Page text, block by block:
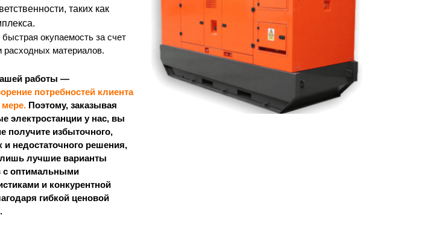
таких как
окупаемость за счет
расходных материалов.
работы —
потребностей клиента
Поэтому, заказывая
электростанции у нас, вы
получите избыточного,
и недостаточного решения,
лучшие варианты
с оптимальными
и конкурентной
гибкой ценовой